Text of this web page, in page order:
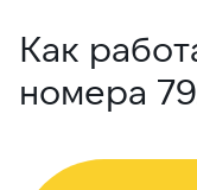
Как
номера